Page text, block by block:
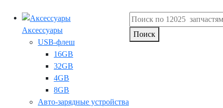
Аксессуары
USB-флеш
16GB
32GB
4GB
8GB
Авто-зарядные устройства
Поиск